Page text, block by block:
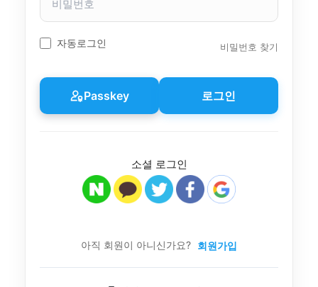
번
호
자동로그인 비밀번호 찾기
Passkey 로그인
소셜 로그인
아직 회원이 아니신가요? 회원가입